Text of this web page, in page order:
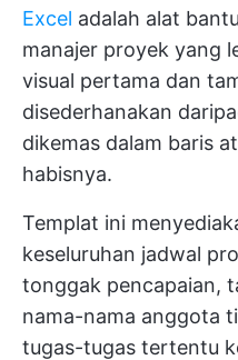
Excel adalah alat
manajer proyek yang
visual pertama dan
disederhanakan
dikemas dalam baris
habisnya.
Templat ini
keseluruhan jadwal
tonggak pencapaian,
nama-nama anggota
tugas-tugas tertentu